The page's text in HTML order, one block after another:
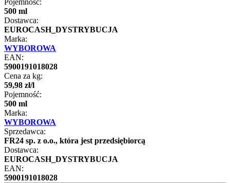
Pojemność:
500 ml
Dostawca:
EUROCASH_DYSTRYBUCJA
Marka:
WYBOROWA
EAN:
5900191018028
Cena za kg:
59,98 zł/l
Pojemność:
500 ml
Marka:
WYBOROWA
Sprzedawca:
FR24 sp. z o.o., która jest przedsiębiorcą
Dostawca:
EUROCASH_DYSTRYBUCJA
EAN:
5900191018028